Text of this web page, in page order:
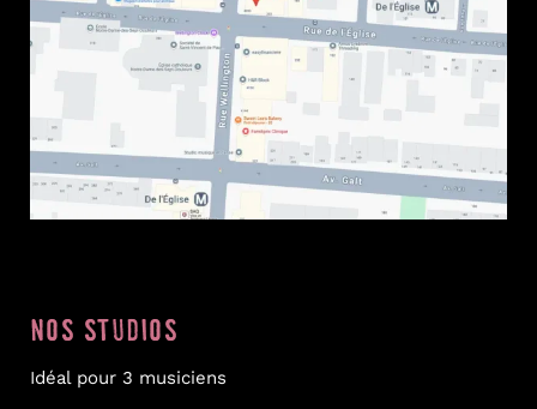
NOS STUDIOS
Idéal pour 3 musiciens